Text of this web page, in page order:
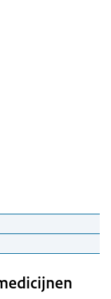
door het
aan de